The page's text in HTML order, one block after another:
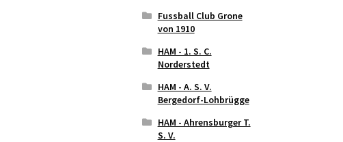
Fussball Club Grone
von 1910
HAM - 1. S. C.
Norderstedt
HAM - A. S. V.
Bergedorf-Lohbrügge
HAM - Ahrensburger T.
S. V.